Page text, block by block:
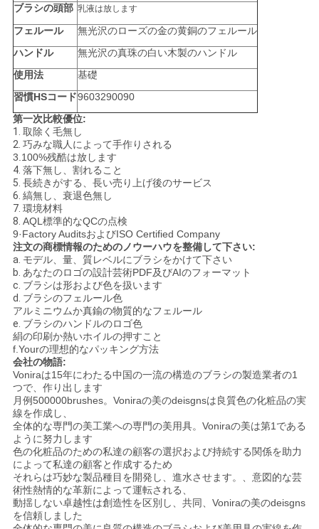
ブラシの頭部 乳液は放します
フェルール
無光沢のローズの金の黄銅のフェルール
ハンドル
無光沢の真珠の白い木製のハンドル
使用法
基礎
習慣HSコード9603290090
第一次比較優位:
1. 取除く毛無し
2. 巧みな職人によって手作りされる
3.100%残酷は放します
4. 落下無し、割れること
5. 長続きがする、長い売り上げ後のサービス
6. 縞無し、衰退色無し
7. 環境材料
8. AQL標準的なQCの点検
9·Factory AuditsおよびISO Certified Company
注文の商標情報のためのノウーハウを整備して下さい:
a. モデル、量、質レベルにブラシをかけて下さい
b. あなたのロゴの設計芸術PDF及びAIのフォーマット
c. ブラシは形および色を扱います
d. ブラシのフェルール色
アルミニウムか真鍮の物質的なフェルール
e. ブラシのハンドルのロゴ色
絹の印刷か熱いホイルの押すこと
f.Yourの理想的なパッキング方法
会社の物語:
Voniraは15年にわたる中国の一流の構造のブラシの製造業者の1
つで、作り出します
月例500000brushes。Voniraの美のdeisgnsは良質色の化粧品の実
線を作成し、
全体的な専門の美工業への専門の美用具。Voniraの美は第1である
ように努力します
色の化粧品のための私達の顧客の選択および持続する関係を助力
によって私達の顧客と作成するため
それらは巧妙な製品種目を開発し、進水させます。、意図的な芸
術性熱情的な革新によって運転される、
動揺しない卓越性は創造性を区別し、共同、Voniraの美のdeisgns
を信頼しました